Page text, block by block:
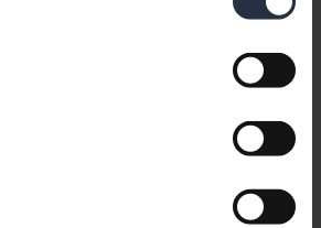
dokumentów dotyczących produktu